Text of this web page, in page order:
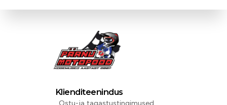
Klienditeenindus
Ostu-ja tagastustingimused